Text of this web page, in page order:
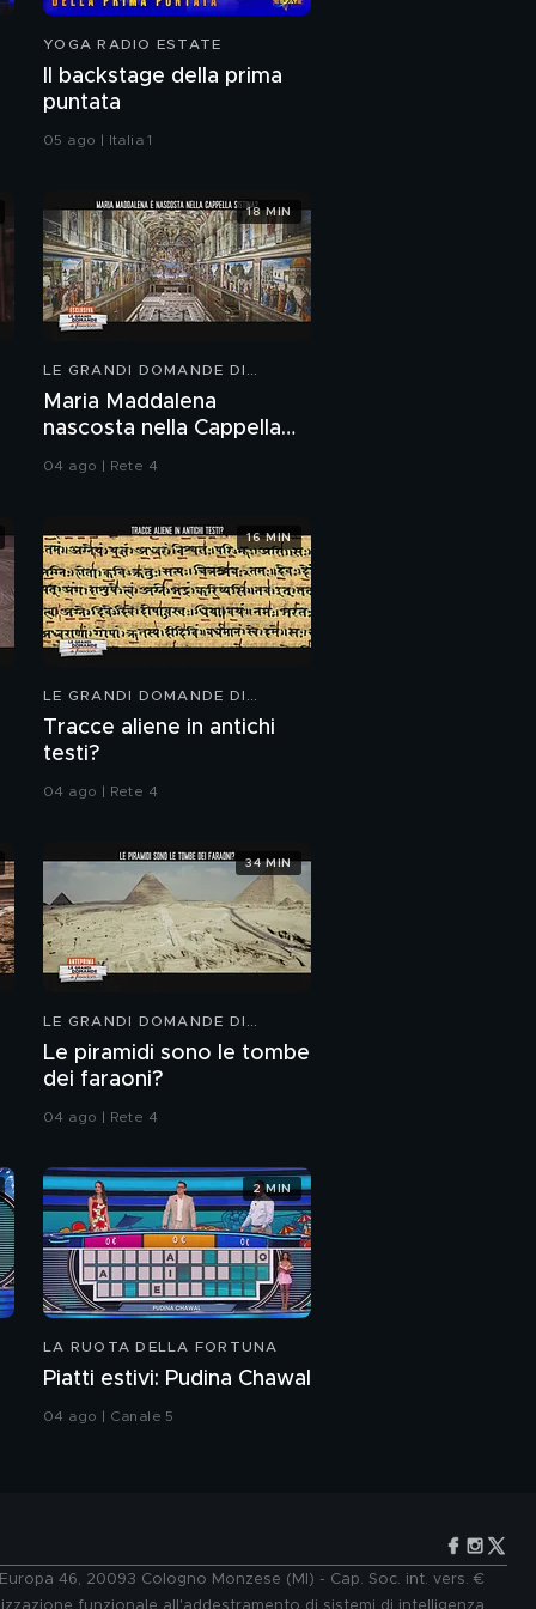
Giulio Berruti tra
Cinema, Tv e amore
Marco Masini: il suo
ultimo album
Giulio Berruti
l'ortodontista
Giulio Berruti e il
Giulio Berruti e la
Francesco Renga:
l'intervista integrale
figli
Francesco Renga papà
mia vita da papà"
Francesco Renga: il
YOGA RADIO ESTATE
Il backstage della prima
puntata
05 ago | Italia 1
LE GRANDI DOMANDE DI
Maria Maddalena
nascosta nella Cappella
Sistina?
04 ago | Rete 4
18 MIN
LE GRANDI DOMANDE DI
Tracce aliene in antichi
testi?
04 ago | Rete 4
16 MIN
LE GRANDI DOMANDE DI
Le piramidi sono le tombe
dei faraoni?
04 ago | Rete 4
34 MIN
LA RUOTA DELLA FORTUNA
Piatti estivi: Pudina Chawal
04 ago | Canale 5
2 MIN
46, 20093 Cologno Monzese (MI) - Cap. Soc. int. vers. €